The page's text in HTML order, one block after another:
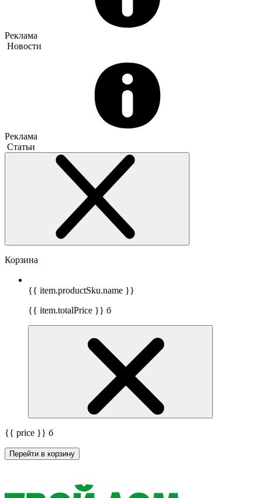
Реклама
Новости
Реклама
Статьи
Корзина
{{ item.productSku.name }}
{{ item.totalPrice }} б
{{ price }} б
Перейти в корзину